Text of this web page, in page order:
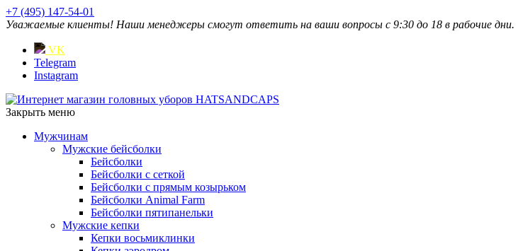
+7 (495) 147-54-01
Уважаемые клиенты! Наши менеджеры смогут ответить на ваши вопросы с 9:30 до 18 в рабочие дни.
VK
Telegram
Instagram
Закрыть меню
Мужчинам
Мужские бейсболки
Бейсболки
Бейсболки с сеткой
Бейсболки с прямым козырьком
Бейсболки Animal Farm
Бейсболки пятипанельки
Мужские кепки
Кепки восьмиклинки